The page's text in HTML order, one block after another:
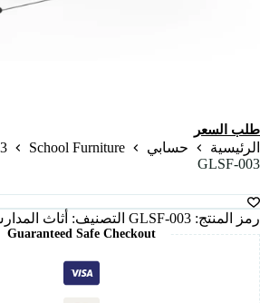
طلب السعر
الرئيسية حسابي School Furniture
GLSF-003
رمز المنتج: GLSF-003 التصنيف: أثاث
Guaranteed Safe Checkout